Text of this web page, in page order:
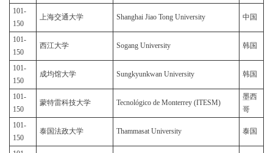
101-
150
上海交通大学 Shanghai Jiao Tong University 中国
101-
150
西江大学 Sogang University 韩国
101-
150
成均馆大学 Sungkyunkwan University 韩国
101-
150
蒙特雷科技大学 Tecnológico de Monterrey (ITESM)
墨西
哥
101-
150
泰国法政大学 Thammasat University 泰国